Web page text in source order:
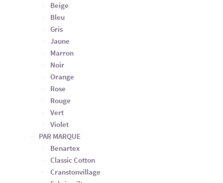
Beige
Bleu
Gris
Jaune
Marron
Noir
Orange
Rose
Rouge
Vert
Violet
PAR MARQUE
Benartex
Classic Cotton
Cranstonvillage